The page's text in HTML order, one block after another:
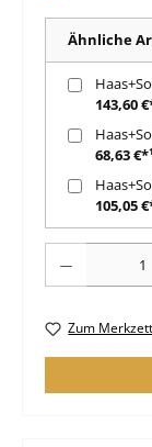
Ähnliche
143,60
68,63 €*¹
105,05
Zum